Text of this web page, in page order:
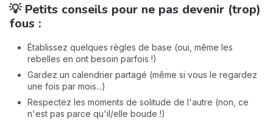
💡 Petits conseils pour ne pas devenir (trop)
fous :
Établissez quelques règles de base (oui, même les
rebelles en ont besoin parfois !)
Gardez un calendrier partagé (même si vous le regardez
une fois par mois...)
Respectez les moments de solitude de l'autre (non, ce
n'est pas parce qu'il/elle boude !)